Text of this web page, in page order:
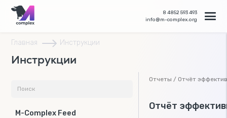
8 4852 593 493
info@m-complex.org
Главная Инструкции
Инструкции
M-Complex Feed
Отчеты / Отчёт
Отчёт